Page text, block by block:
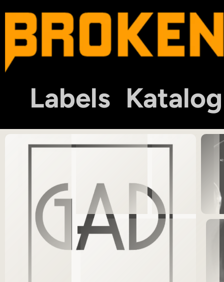
Labels Katalog